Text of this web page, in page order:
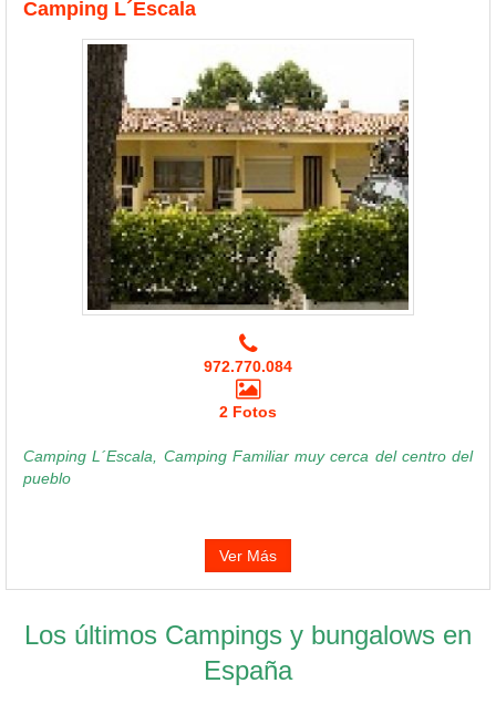
Camping L´Escala
972.770.084
2 Fotos
Camping L´Escala, Camping Familiar muy cerca del centro del
pueblo
Ver Más
Los últimos Campings y bungalows en
España